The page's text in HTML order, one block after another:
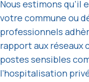
Nous estimons qu’il
votre commune ou
professionnels
rapport aux réseaux
postes sensibles
l’hospitalisation